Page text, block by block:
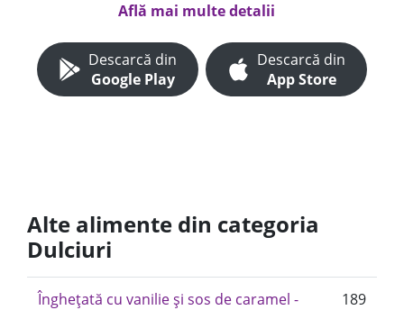
Află mai multe detalii
Descarcă din
Google Play
Descarcă din
App Store
Alte alimente din categoria
Dulciuri
Înghețată cu vanilie și sos de caramel -
189